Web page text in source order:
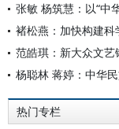
褚松燕：加快构建
范皓琪：新大众文
热门专栏